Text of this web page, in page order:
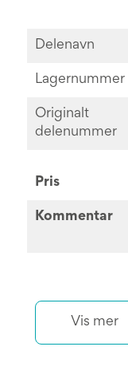
Delenavn
Lagernummer
Originalt
delenummer
Pris
Kommentar
Vis mer